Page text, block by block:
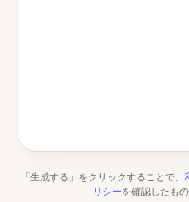
「生成する」をクリックすることで、
リシーを確認したも